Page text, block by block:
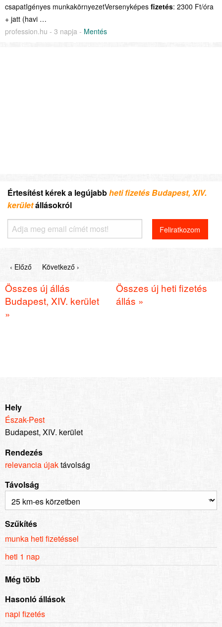
csapatIgényes munkakörnyezetVersenyképes fizetés: 2300 Ft/óra
+ jatt (havi …
profession.hu - 3 napja - Mentés
Értesítést kérek a legújabbheti fizetés Budapest, XIV.
kerületállásokról
‹ Előző Következő ›
Összes új állás
Budapest, XIV. kerület
»
Összes új heti fizetés
állás »
Hely
Észak-Pest
Budapest, XIV. kerület
Rendezés
relevancia újaktávolság
Távolság
Szűkítés
munka heti fizetéssel
heti 1 nap
Még több
Hasonló állások
napi fizetés